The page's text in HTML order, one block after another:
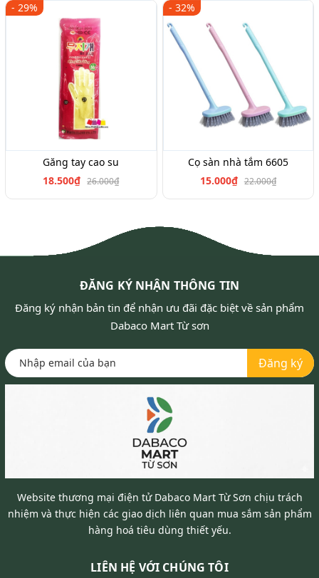
- 29%
Găng tay cao su
18.500₫ 26.000₫
- 32%
Cọ sàn nhà tắm 6605
15.000₫ 22.000₫
ĐĂNG KÝ NHẬN THÔNG TIN
Đăng ký nhận bản tin để nhận ưu đãi đặc biệt về sản phẩm
Dabaco Mart Từ sơn
Đăng ký
Website thương mại điện tử Dabaco Mart Từ Sơn chịu trách
nhiệm và thực hiện các giao dịch liên quan mua sắm sản phẩm
hàng hoá tiêu dùng thiết yếu.
LIÊN HỆ VỚI CHÚNG TÔI